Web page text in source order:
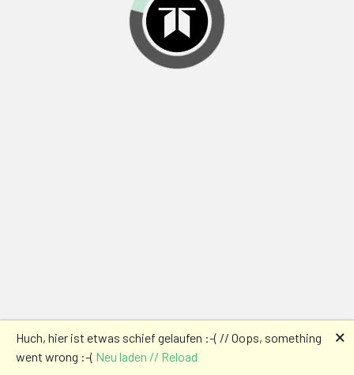
Huch, hier ist etwas schief gelaufen :-( // Oops, something
went wrong :-( Neu laden // Reload
🗙